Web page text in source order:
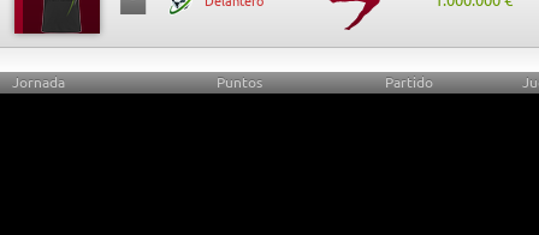
Jornada Puntos Partido